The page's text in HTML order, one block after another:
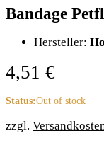
Bandage
Hersteller:
4,51 €
Status:Out of stock
zzgl.